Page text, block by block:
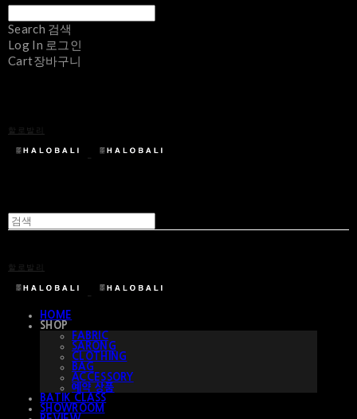
Search 검색
Log In 로그인
Cart장바구니
할로발리
할로발리
HOME
SHOP
FABRIC
SARONG
CLOTHING
BAG
ACCESSORY
예약 상품
BATIK CLASS
SHOWROOM